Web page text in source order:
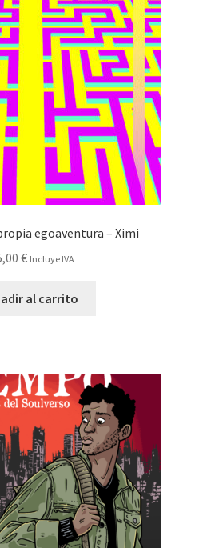
egoaventura – Ximi
€ Incluye IVA
al carrito